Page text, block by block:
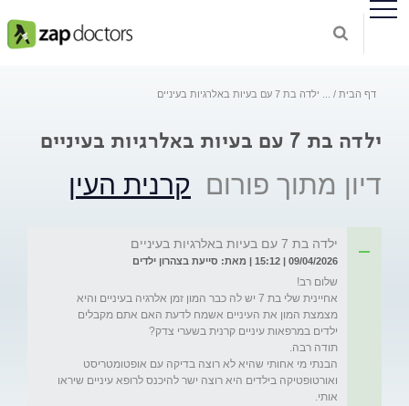
דף הבית ילדה בת 7 עם בעיות באלרגיות בעיניים
ילדה בת 7 עם בעיות באלרגיות בעיניים
דיון מתוך פורום קרנית העין
ילדה בת 7 עם בעיות באלרגיות בעיניים
09/04/2026 | 15:12 | מאת: סייעת בצהרון ילדים
אחיינית שלי בת 7 יש לה כבר המון זמן אלרגיה בעיניים והיא
מצמצת המון את העיניים אשמח לדעת האם אתם מקבלים
הבנתי מי אחותי שהיא לא רוצה בדיקה עם אופטומטריסט
ואורטופטיקה בילדים היא רוצה ישר להיכנס לרופא עיניים שיראו